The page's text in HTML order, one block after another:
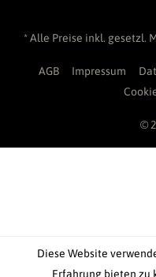
* Alle Preise inkl. gesetzl.
AGB Impressum
©
Diese Website
Erfahrung bieten zu